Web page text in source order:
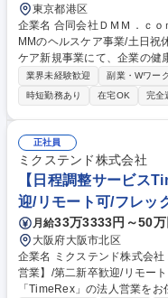
東京都港区
企業名 合同会社ＤＭＭ．ｃｏｍ 求人名 【予約調整・データ入力事務
MMのヘルスケア事業/土日祝休/正社員 仕事の内容 DMM
ケア新規事業にて、企業の健
者へ、詳細な検査（二次健
予約日程の調整、データ入力を担当します。 健
へ電話やメールで必要性を伝
職です。■対象者抽出：一次
整：未申込者へ理由をヒアリ
（※医療機関との調整や請求
と入力、行政提出書類の修
チームへの連絡案内 募集職種 【予約調整・データ入力事務】DMMのヘル
スケア事業/土日祝休/正社員
業界未経験歓迎 副業・Wワー
時短勤務あり
在宅OK 完全
正社員
ミクステンド株式会社
【日程調整サービス
迎/リモート可/フレッ
月給33万3333円～50万
大阪府大阪市北区
企業名 ミクステンド株式会社 求人名 【日程調整サービスTimeRexの提案
営業】/第二新卒歓迎/リモート可/フレックス 仕事
「TimeRex」の法人営業を